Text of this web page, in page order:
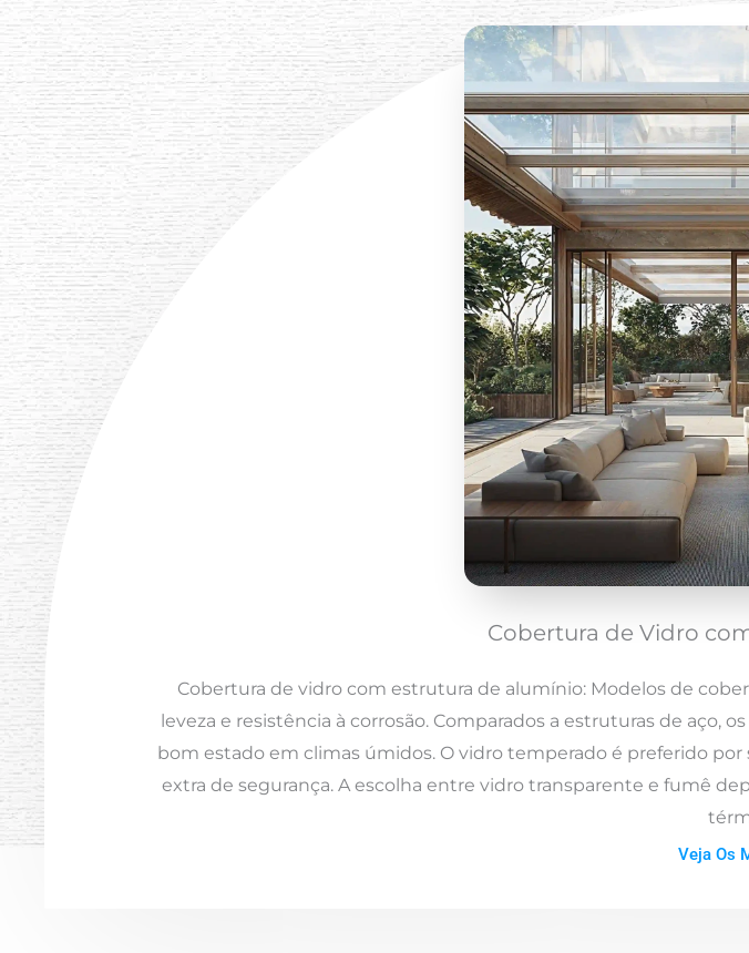
Cobertura de Vidro
Cobertura de vidro com estrutura de alumínio: Modelos de
leveza e resistência à corrosão. Comparados a estruturas de aço,
bom estado em climas úmidos. O vidro temperado é preferido
extra de segurança. A escolha entre vidro transparente e fumê
Veja Os